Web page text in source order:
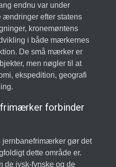
endnu var under
ændringer efter statens
kronemøntens
i både mærkernes
De små mærker er
men nøgler til at
ekspedition, geografi
forbinder
jernbanefrimærker gør det
dette område er.
de jysk-fynske og de